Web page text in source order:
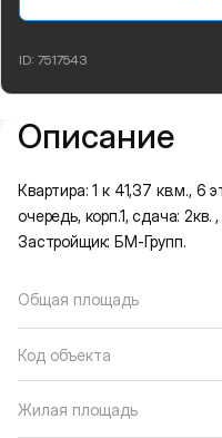
ID: 7517543
Подробная
Описание
Квартира: 1 к 41,37 кв.м., 6
очередь, корп.1, сдача:
Застройщик: БМ-Групп.
Общая площадь
Код объекта
Жилая площадь